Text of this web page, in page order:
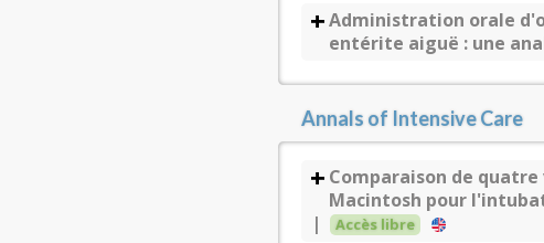
Administration orale
entérite aiguë : une
Annals of Intensive Care
Comparaison de
Macintosh pour
|
Accès libre